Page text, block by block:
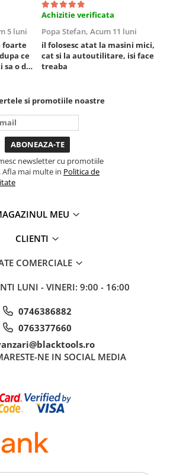
sustinere
5 luni
foarte
ce
sa o dai
care
daca o
Achizitie verificata
Popa Stefan, Acum 11 luni
il folosesc atat la masini mici,
cat si la autoutilitare, isi face
treaba
si promotiile noastre
newsletter cu promotiile
Afla mai multe in Politica de
MEU
CLIENTI
COMERCIALE
LUNI - VINERI: 9:00 - 16:00
0746386882
0763377660
NE IN SOCIAL MEDIA